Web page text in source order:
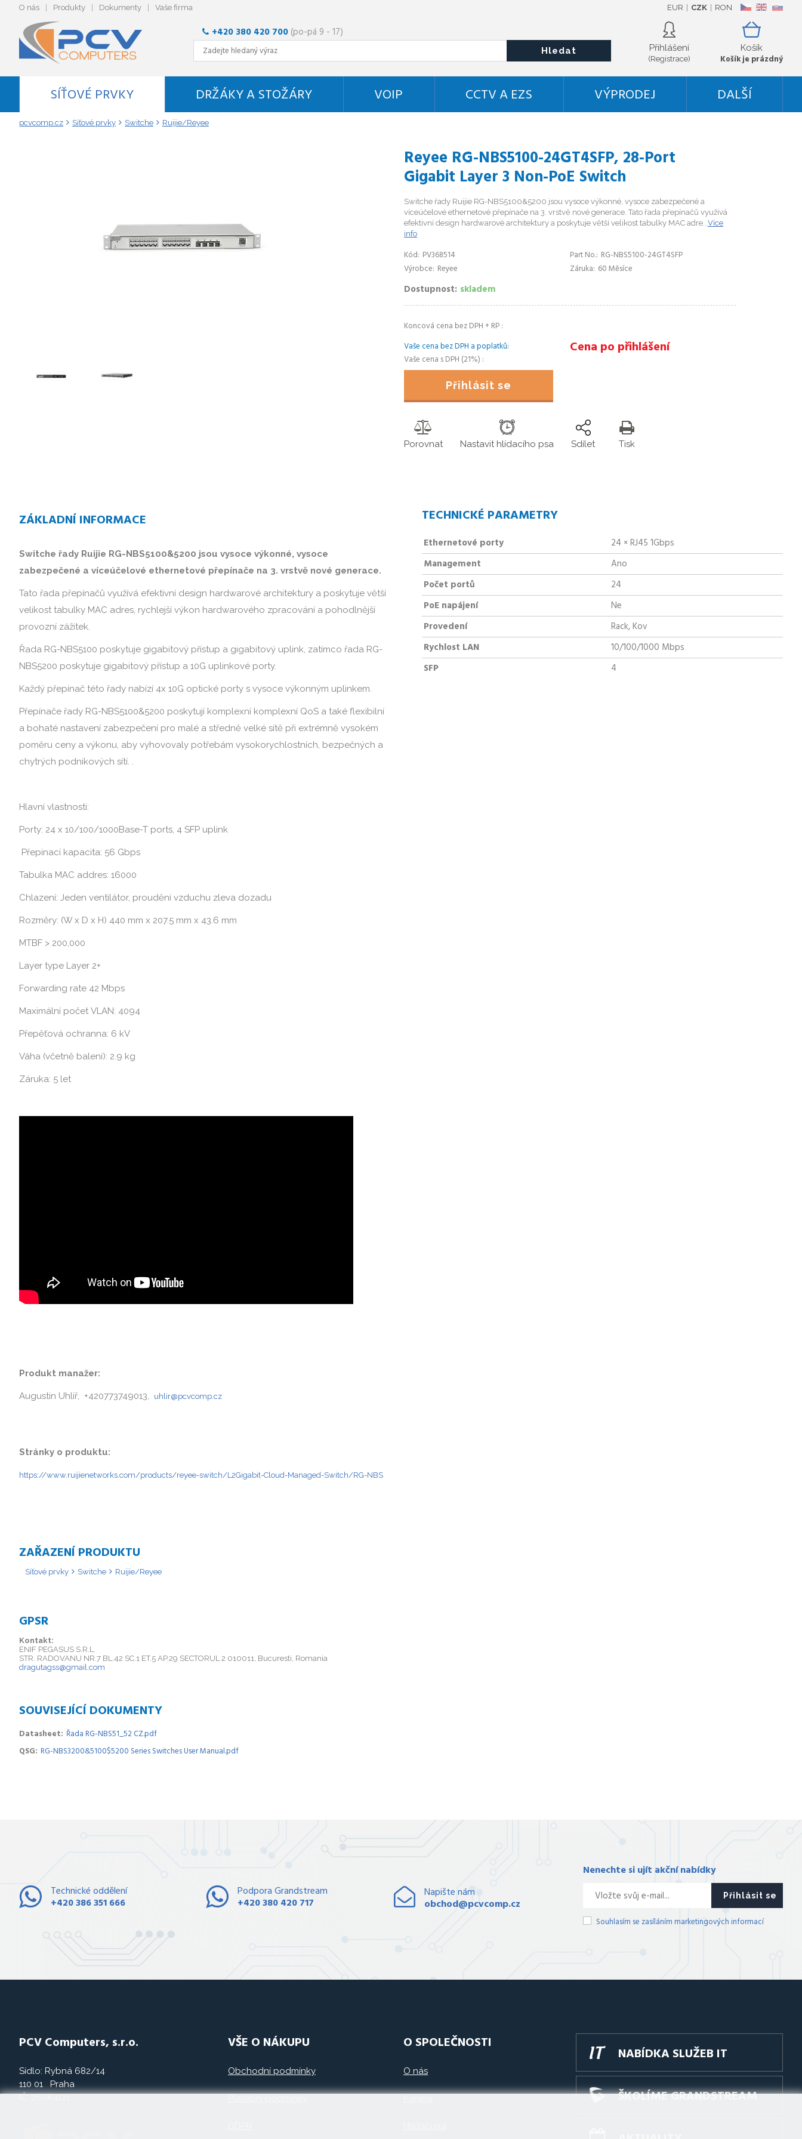
O nás Produkty Dokumenty Vaše firma CZ EN SK
EUR CZK RON
Košík
Košík je prázdný
Přihlášení
(Registrace)
+420 380 420 700 (po-pá 9 - 17)
Hledat
SÍŤOVÉ PRVKY DRŽÁKY A STOŽÁRY VOIP CCTV A EZS VÝPRODEJ DALŠÍ
pcvcomp.cz Síťové prvky Switche Ruijie/Reyee
Reyee RG-NBS5100-24GT4SFP, 28-Port
Gigabit Layer 3 Non-PoE Switch
Switche řady Ruijie RG-NBS5100&5200 jsou vysoce výkonné, vysoce zabezpečené a
víceúčelové ethernetové přepínače na 3. vrstvě nové generace. Tato řada přepínačů využívá
efektivní design hardwarové architektury a poskytuje větší velikost tabulky MAC adre...Více
info
Kód PV368514 Part No. RG-NBS5100-24GT4SFP
Výrobce Reyee Záruka 60 Měsíce
Dostupnost skladem
Koncová cena bez DPH + RP
Vaše cena bez DPH a poplatků
Cena po přihlášení
Vaše cena s DPH (21%)
Přihlásit se
Porovnat Nastavit hlídacího psa Sdílet Tisk
ZÁKLADNÍ INFORMACE
Switche řady Ruijie RG-NBS5100&5200 jsou vysoce výkonné, vysoce
zabezpečené a víceúčelové ethernetové přepínače na 3. vrstvě nové generace.
Tato řada přepínačů využívá efektivní design hardwarové architektury a poskytuje větší
velikost tabulky MAC adres, rychlejší výkon hardwarového zpracování a pohodlnější
provozní zážitek.
Řada RG-NBS5100 poskytuje gigabitový přístup a gigabitový uplink, zatímco řada RG-
NBS5200 poskytuje gigabitový přístup a 10G uplinkové porty.
Každý přepínač této řady nabízí 4x 10G optické porty s vysoce výkonným uplinkem.
Přepínače řady RG-NBS5100&5200 poskytují komplexní komplexní QoS a také flexibilní
a bohaté nastavení zabezpečení pro malé a středně velké sítě při extrémně vysokém
poměru ceny a výkonu, aby vyhovovaly potřebám vysokorychlostních, bezpečných a
chytrých podnikových sítí. .
Hlavní vlastnosti:
Porty: 24 x 10/100/1000Base-T ports, 4 SFP uplink
Přepinací kapacita: 56 Gbps
Tabulka MAC addres: 16000
Chlazení: Jeden ventilátor, proudění vzduchu zleva dozadu
Rozměry: (W x D x H) 440 mm x 207.5 mm x 43.6 mm
MTBF > 200,000
Layer type Layer 2+
Forwarding rate 42 Mbps
Maximální počet VLAN: 4094
Přepěťová ochranna: 6 kV
Váha (včetně balení): 2.9 kg
Záruka: 5 let
Produkt manažer:
Augustin Uhlíř, +420773749013, uhlir@pcvcomp.cz
Stránky o produktu:
https://www.ruijienetworks.com/products/reyee-switch/L2Gigabit-Cloud-Managed-Switch/RG-NBS
TECHNICKÉ PARAMETRY
Ethernetové porty
24 × RJ45 1Gbps
Management
Ano
Počet portů
24
PoE napájení
Ne
Provedení
Rack, Kov
Rychlost LAN
10/100/1000 Mbps
SFP
4
ZAŘAZENÍ PRODUKTU
Síťové prvky Switche Ruijie/Reyee
GPSR
Kontakt:
ENIF PEGASUS S.R.L.
STR. RADOVANU NR.7 BL.42 SC.1 ET.5 AP.29 SECTORUL 2 010011, Bucuresti, Romania
dragutagss@gmail.com
SOUVISEJÍCÍ DOKUMENTY
Datasheet Řada RG-NBS51_52 CZ.pdf
QSG RG-NBS3200&5100$5200 Series Switches User Manual.pdf
Technické oddělení
+420 386 351 666
Podpora Grandstream
+420 380 420 717
Napište nám
obchod@pcvcomp.cz
Nenechte si ujít akční nabídky
Přihlásit se
Souhlasím se zasíláním marketingových informací
PCV Computers, s.r.o.
Sídlo: Rybná 682/14
110 01 Praha
IČ: 26084121
VŠE O NÁKUPU
Obchodní podmínky
O SPOLEČNOSTI
O nás
NABÍDKA SLUŽEB IT
ŠKOLÍME GRANDSTREAM